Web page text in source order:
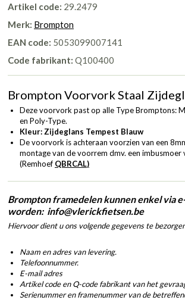
Artikel code: 29.2479
Merk: Brompton
EAN code: 5053099007141
Code fabrikant: Q100400
Brompton Voorvork Staal
Deze voorvork past op alle Type Bromptons:
en Poly-Type.
Kleur: Zijdeglans Tempest Blauw
De voorvork is achteraan voorzien van een
montage van de voorrem dmv. een imbusmoer
(Remhoef QBRCAL)
Brompton framedelen kunnen enkel via
worden: info@vlerickfietsen.be
Hiervoor dient u ons volgende gegevens te
Naam en adres van levering.
Telefoonnummer.
E-mail adres
Artikel code en Q-code fabrikant van het
Serienummer en framenummer van de